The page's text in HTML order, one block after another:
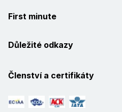
First minute
Důležité odkazy
Členství a certifikáty